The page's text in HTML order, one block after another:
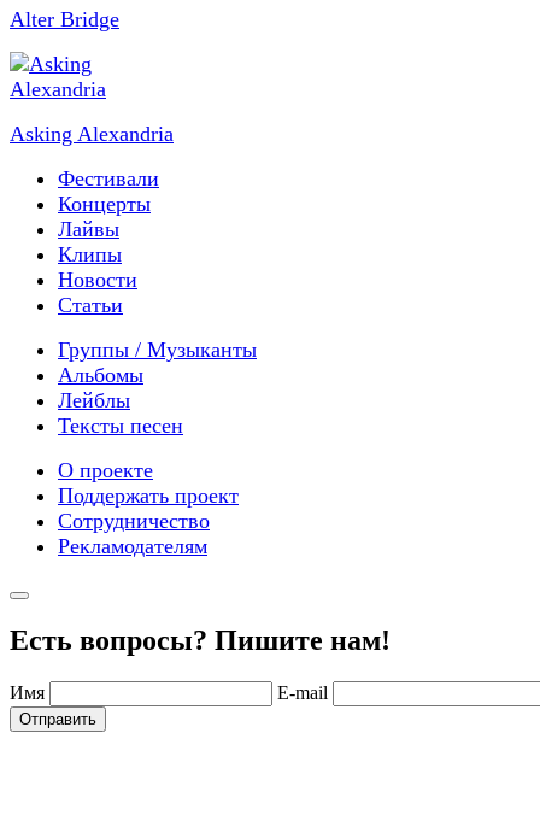
Alter Bridge
Asking Alexandria
Фестивали
Концерты
Лайвы
Клипы
Новости
Статьи
Группы / Музыканты
Альбомы
Лейблы
Тексты песен
О проекте
Поддержать проект
Сотрудничество
Рекламодателям
Есть вопросы? Пишите нам!
Имя E-mail